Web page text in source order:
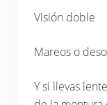
Visión doble
Mareos o
Y si llevas